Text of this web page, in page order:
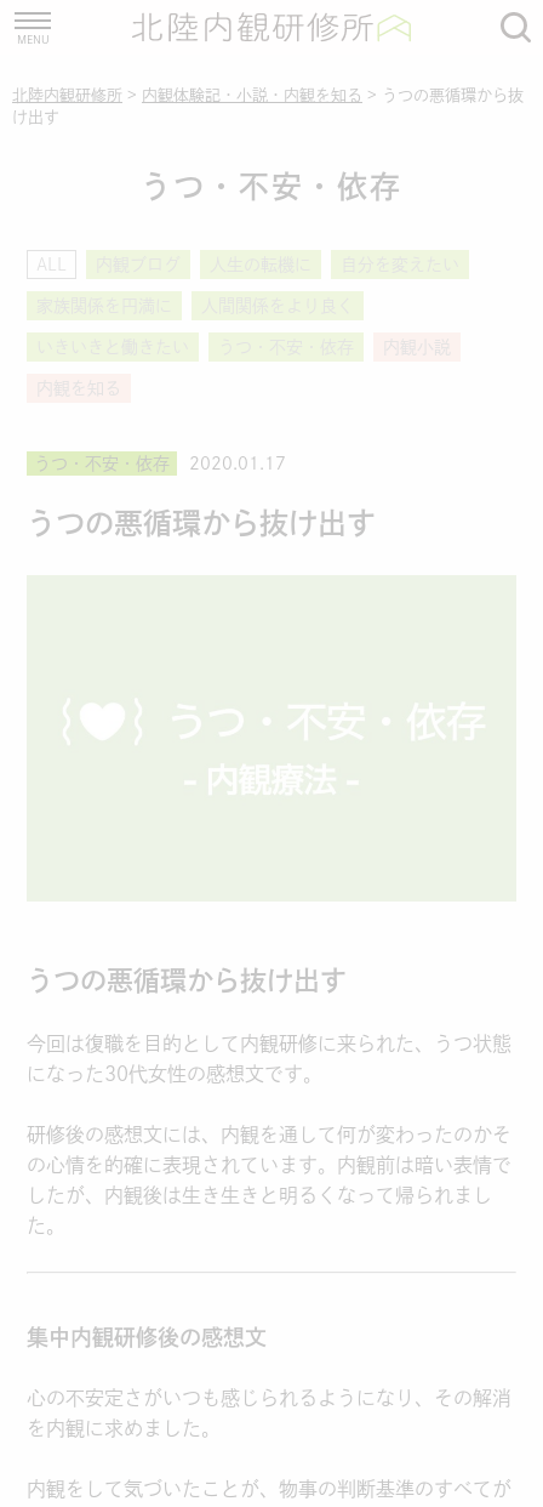
北陸内観研修所 > 内観体験記・小説・内観を知る >
うつの悪循環から抜
け出す
うつ・不安・依存
ALL
内観小説
内観を知る
うつ・不安・依存 2020.01.17
うつの悪循環から抜け出す
うつの悪循環から抜け出す
今回は復職を目的として内観研修に来られた、うつ状態
になった30代女性の感想文です。
研修後の感想文には、内観を通して何が変わったのかそ
の心情を的確に表現されています。内観前は暗い表情で
したが、内観後は生き生きと明るくなって帰られまし
た。
集中内観研修後の感想文
心の不安定さがいつも感じられるようになり、その解消
を内観に求めました。
内観をして気づいたことが、物事の判断基準のすべてが